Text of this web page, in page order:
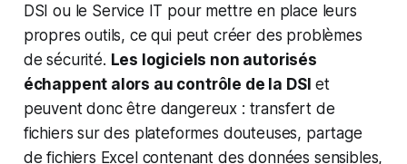
DSI ou le Service IT pour mettre en place leurs
propres outils, ce qui peut créer des problèmes
de sécurité. Les logiciels non autorisés
échappent alors au contrôle de la DSI et
peuvent donc être dangereux : transfert de
fichiers sur des plateformes douteuses, partage
de fichiers Excel contenant des données sensibles,